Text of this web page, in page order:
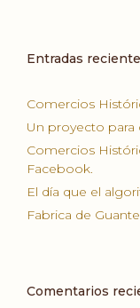
Entradas
Comercios
Un proyecto para
Comercios
Facebook.
El día que el
Fabrica de
Comentarios